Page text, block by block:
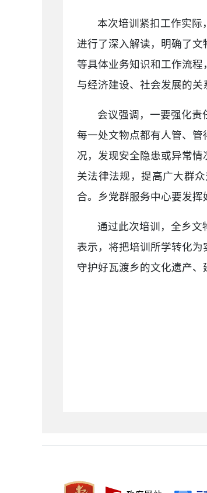
本次培训紧扣工作实际
进行了深入解读，明确了
等具体业务知识和工作流
与经济建设、社会发展的关
会议强调，一要强化
每一处文物点都有人管、
况，发现安全隐患或异常
关法律法规，提高广大群
合。乡党群服务中心要发挥
通过此次培训，全乡文
表示，将把培训所学转化
守护好瓦渡乡的文化遗产、